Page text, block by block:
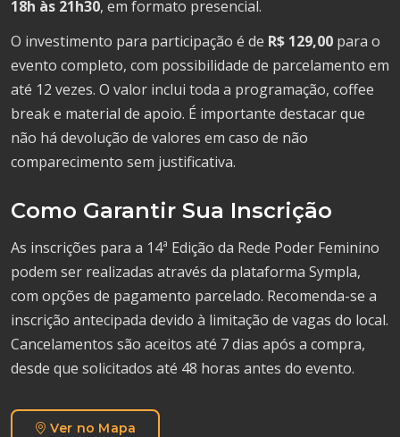
18h às 21h30, em formato presencial.
O investimento para participação é de R$ 129,00 para o
evento completo, com possibilidade de parcelamento em
até 12 vezes. O valor inclui toda a programação, coffee
break e material de apoio. É importante destacar que
não há devolução de valores em caso de não
comparecimento sem justificativa.
Como Garantir Sua Inscrição
As inscrições para a 14ª Edição da Rede Poder Feminino
podem ser realizadas através da plataforma Sympla,
com opções de pagamento parcelado. Recomenda-se a
inscrição antecipada devido à limitação de vagas do local.
Cancelamentos são aceitos até 7 dias após a compra,
desde que solicitados até 48 horas antes do evento.
Ver no Mapa